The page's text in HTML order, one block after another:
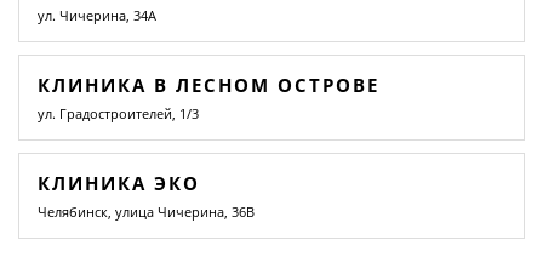
ул. Чичерина, 34А
КЛИНИКА В ЛЕСНОМ ОСТРОВЕ
ул. Градостроителей, 1/3
КЛИНИКА ЭКО
Челябинск, улица Чичерина, 36В